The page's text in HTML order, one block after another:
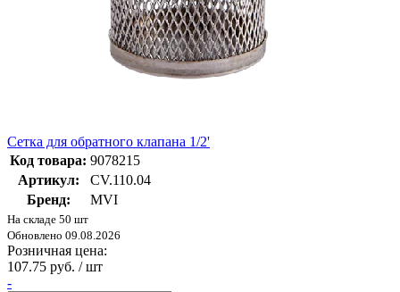
Сетка для обратного клапана 1/2'
Код товара: 9078215
Артикул:
CV.110.04
Бренд:
MVI
На складе 50 шт
Обновлено 09.08.2026
Розничная цена:
107.75 руб. / шт
-